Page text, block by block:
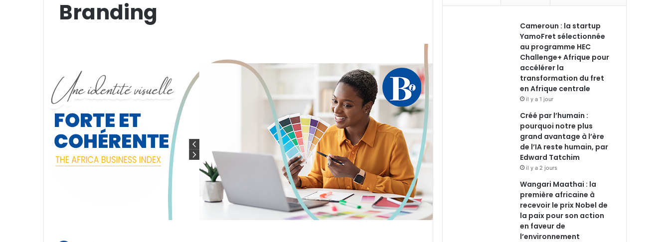
Branding
Cameroun : la startup
YamoFret sélectionnée
au programme HEC
Challenge+ Afrique pour
accélérer la
transformation du fret
en Afrique centrale
il y a 1 jour
Créé par l’humain :
pourquoi notre plus
grand avantage à l’ère
de l’IA reste humain, par
Edward Tatchim
il y a 2 jours
Wangari Maathai : la
première africaine à
recevoir le prix Nobel de
la paix pour son action
en faveur de
l’environnement